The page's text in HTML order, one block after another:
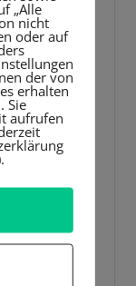
„Alle
nicht
oder auf
der von
erhalten
Sie
aufrufen